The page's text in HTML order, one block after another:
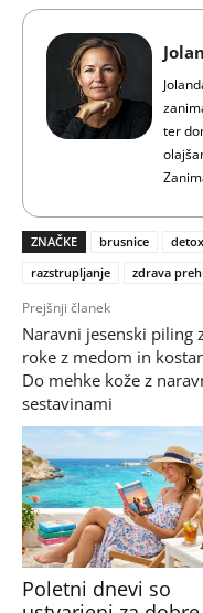
ter
ZNAČKE brusnice detox
razstrupljanje
zdrava
Prejšnji članek
Naravni jesenski piling
roke z medom in
Do mehke kože z
sestavinami
Poletni dnevi so